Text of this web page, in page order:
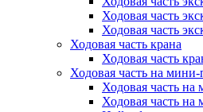
Ходовая часть
Ходовая часть
Ходовая часть крана
Ходовая часть
Ходовая часть на мини-
Ходовая часть на
Ходовая часть